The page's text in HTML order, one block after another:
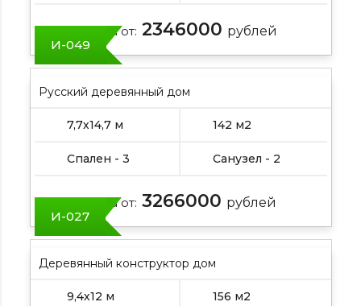
Цена от: 2346000 рублей
И-049
Русский деревянный дом
7,7х14,7 м 142 м2
Спален - 3 Санузел - 2
Цена от: 3266000 рублей
И-027
Деревянный конструктор дом
9,4х12 м 156 м2